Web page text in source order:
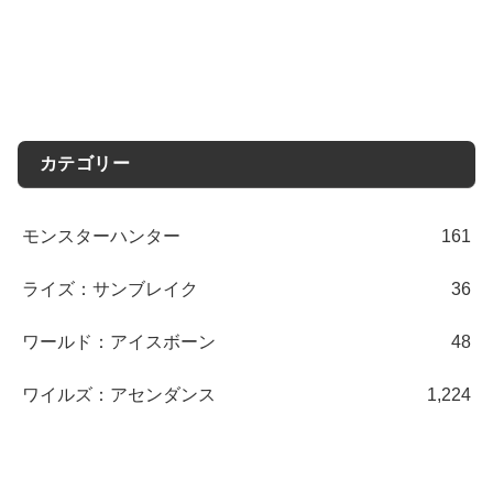
カテゴリー
モンスターハンター 161
ライズ：サンブレイク 36
ワールド：アイスボーン 48
ワイルズ：アセンダンス 1,224